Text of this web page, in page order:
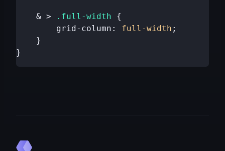
    & >
.full-width {
        grid-column:
full-width ;
    }
}